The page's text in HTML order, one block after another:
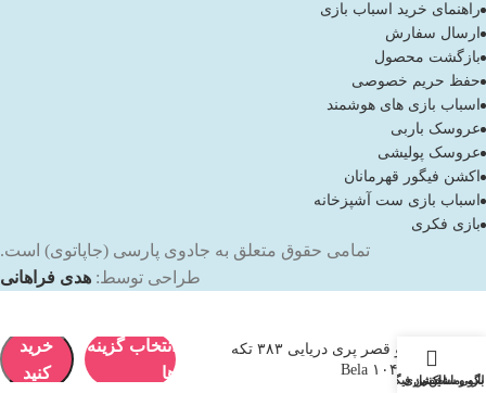
راهنمای خرید اسباب بازی
ارسال سفارش
بازگشت محصول
حفظ حریم خصوصی
اسباب بازی های هوشمند
عروسک باربی
عروسک پولیشی
اکشن فیگور قهرمانان
اسباب بازی ست آشپزخانه
بازی فکری
تمامی حقوق متعلق به جادوی پارسی (جاپاتوی) است.
طراحی توسط: هدی فراهانی
لگو قصر پری دریایی ۳۸۳ تکه
۱۰۴۳۶ Bela
انتخاب گزینه
ها
خرید
کنید
باربی
لگو و ساختنی
ماشین بازی
اکشن فیگور